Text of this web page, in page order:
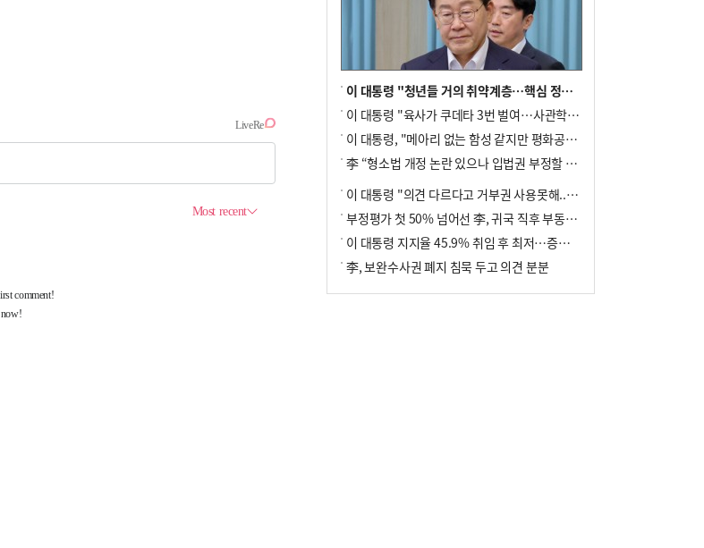
이 대통령 "청년들 거의 취약계층…핵심 정책 재편""
이 대통령 "육사가 쿠데타 3번 벌여…사관학교 통합 신속히 추진"
이 대통령, "메아리 없는 함성 같지만 평화공존책 계속해야"
李 “형소법 개정 논란 있으나 입법권 부정할 만큼은 아냐”(종합)
이 대통령 "의견 다르다고 거부권 사용못해.. 입법권 부정할 상황이라 보기 어려워"
부정평가 첫 50% 넘어선 李, 귀국 직후 부동산·증시 점검(종합)
이 대통령 지지율 45.9% 취임 후 최저…증시 폭락·연임 개헌 논란 영향
李, 보완수사권 폐지 침묵 두고 의견 분분